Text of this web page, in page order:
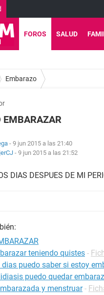
FOROS SALUD
Embarazo
EMBARAZAR
- 9 jun 2015 a las 21:40
- 9 jun 2015 a las 21:52
DIAS DESPUES DE MI
teniendo quistes -
puedo saber si estoy
puedo quedar
y menstruar -